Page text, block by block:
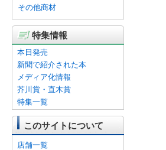
その他商材
特集情報
本日発売
新聞で紹介された本
メディア化情報
芥川賞・直木賞
特集一覧
このサイトについて
店舗一覧